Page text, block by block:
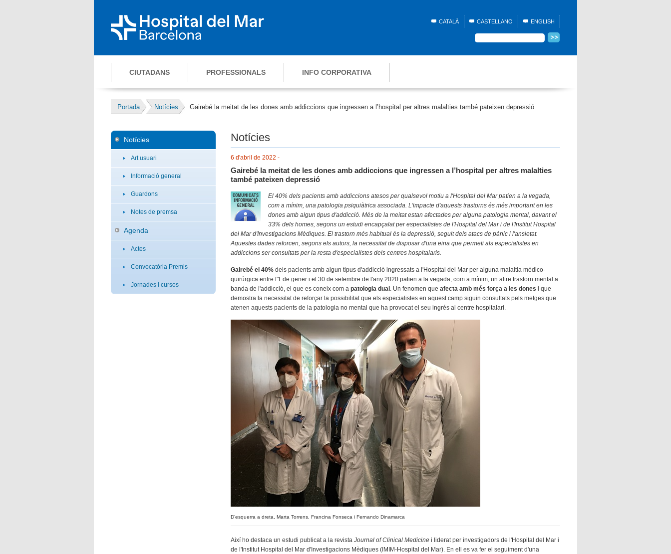
CATALÀ CASTELLANO ENGLISH
CIUTADANS PROFESSIONALS INFO CORPORATIVA
Portada Notícies Gairebé la meitat de les dones amb addiccions que ingressen a l’hospital per altres malalties també pateixen depressió
Notícies
Art usuari
Informació general
Guardons
Notes de premsa
Agenda
Actes
Convocatòria Premis
Jornades i cursos
Notícies
6 d'abril de 2022 -
Gairebé la meitat de les dones amb addiccions que ingressen a l’hospital per altres malalties
també pateixen depressió
El 40% dels pacients amb addiccions atesos per qualsevol motiu a l'Hospital del Mar patien a la vegada,
com a mínim, una patologia psiquiàtrica associada. L'impacte d'aquests trastorns és més important en les
dones amb algun tipus d'addicció. Més de la meitat estan afectades per alguna patologia mental, davant el
33% dels homes, segons un estudi encapçalat per especialistes de l'Hospital del Mar i de l'Institut Hospital
del Mar d'Investigacions Mèdiques. El trastorn més habitual és la depressió, seguit dels atacs de pànic i l'ansietat.
Aquestes dades reforcen, segons els autors, la necessitat de disposar d'una eina que permeti als especialistes en
addiccions ser consultats per la resta d'especialistes dels centres hospitalaris.
Gairebé el 40% dels pacients amb algun tipus d'addicció ingressats a l'Hospital del Mar per alguna malaltia mèdico-
quirúrgica entre l'1 de gener i el 30 de setembre de l'any 2020 patien a la vegada, com a mínim, un altre trastorn mental a
banda de l'addicció, el que es coneix com apatologia dual . Un fenomen queafecta amb més força a les dones i que
demostra la necessitat de reforçar la possibilitat que els especialistes en aquest camp siguin consultats pels metges que
atenen aquests pacients de la patologia no mental que ha provocat el seu ingrés al centre hospitalari.
D’esquerra a dreta, Marta Torrens, Francina Fonseca i Fernando Dinamarca
Així ho destaca un estudi publicat a la revistaJournal ofClinical Medicine i liderat per investigadors de l'Hospital del Mar i
de l'Institut Hospital del Mar d'Investigacions Mèdiques (IMIM-Hospital del Mar). En ell es va fer el seguiment d'una